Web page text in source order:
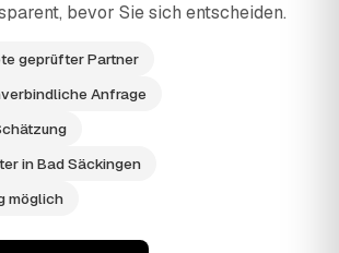
bevor Sie sich entscheiden.
geprüfter Partner
Anfrage
in Bad Säckingen
möglich